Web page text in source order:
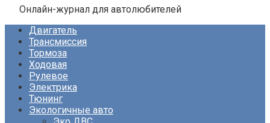
Онлайн-журнал для автолюбителей
Двигатель
Трансмиссия
Тормоза
Ходовая
Рулевое
Электрика
Тюнинг
Экологичные авто